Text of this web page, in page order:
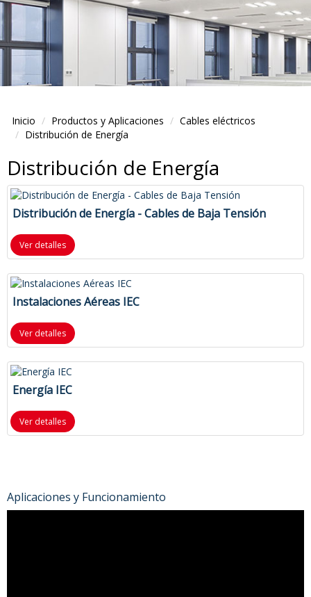
Inicio Productos y Aplicaciones
Cables eléctricos
Distribución de Energía
Distribución de Energía
Distribución de Energía - Cables de Baja Tensión
Ver detalles
Instalaciones Aéreas IEC
Ver detalles
Energía IEC
Ver detalles
Aplicaciones y Funcionamiento